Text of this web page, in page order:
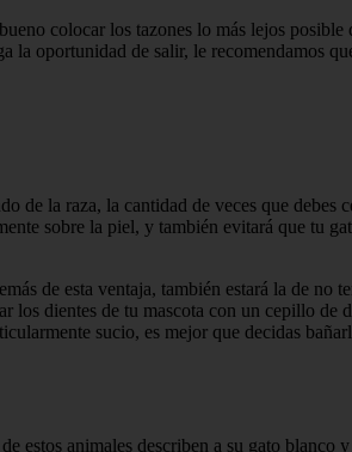
colocar los tazones lo más lejos posible
la oportunidad de salir, le recomendamos
de la raza, la cantidad de veces que debes
sobre la piel, y también evitará que tu
de esta ventaja, también estará la de no
los dientes de tu mascota con un cepillo de
sucio, es mejor que decidas
estos animales describen a su gato